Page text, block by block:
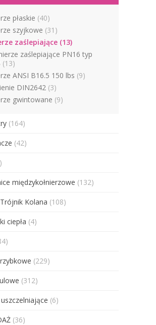
płaskie (40)
szyjkowe (31)
zaślepiające (13)
zaślepiające PN16 typ
(13)
ANSI B16.5 150 lbs (9)
DIN2642 (3)
gwintowane (9)
(164)
(42)
międzykołnierzowe (132)
Kolana (108)
ciepła (4)
(229)
(312)
(6)
(36)